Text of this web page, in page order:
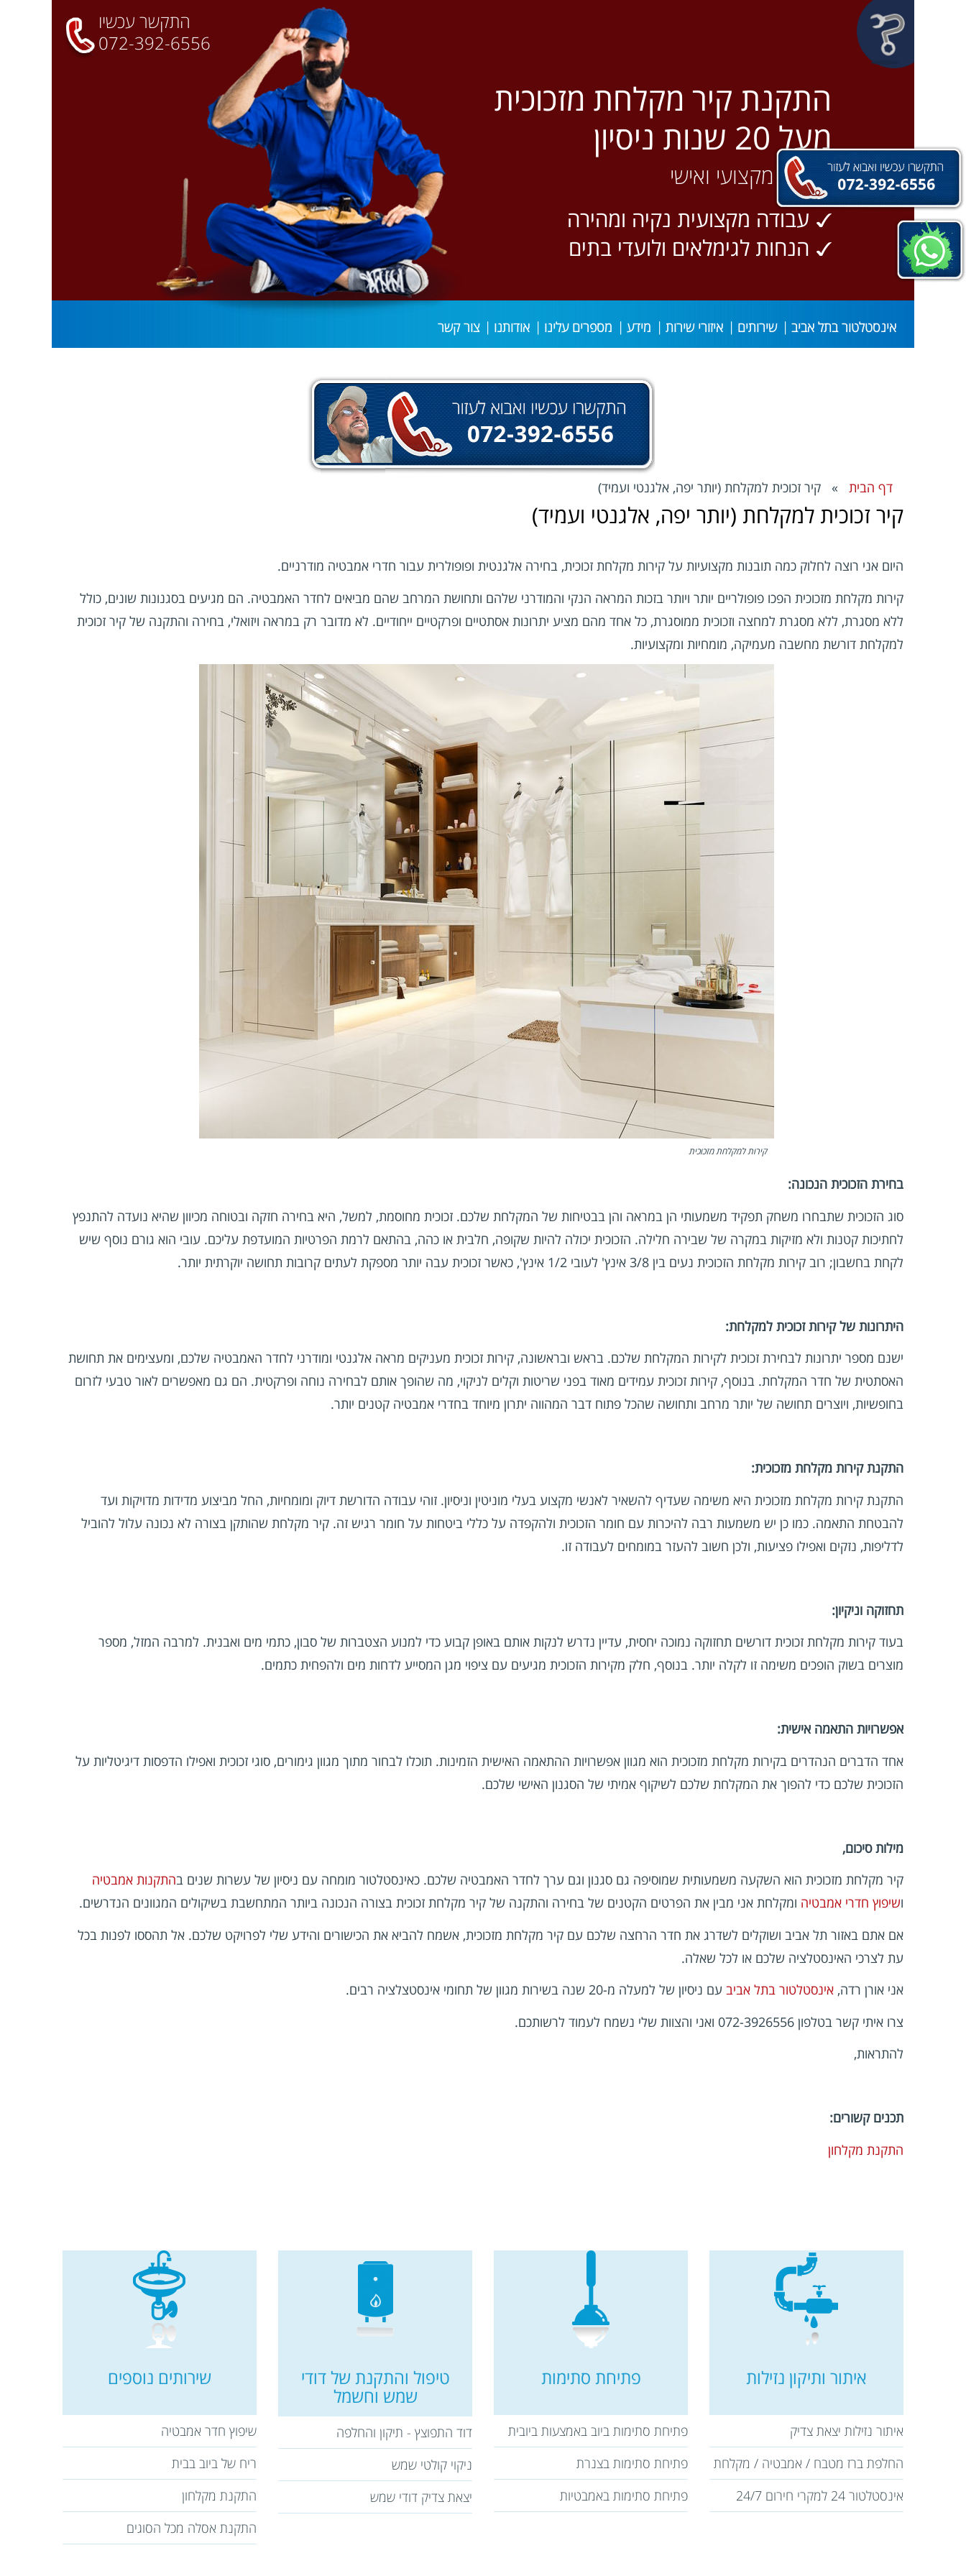
התקשר עכשיו
072-392-6556
התקנת קיר מקלחת מזכוכית
מעל 20 שנות ניסיון
שירותי מקצועי ואישי
עבודה מקצועית נקיה ומהירה
הנחות לגימלאים ולועדי בתים
אינסטלטור בתל אביב שירותים איזורי שירות מידע מספרים עלינו אודותנו צור קשר
דף הבית » קיר זכוכית למקלחת (יותר יפה, אלגנטי ועמיד)
קיר זכוכית למקלחת (יותר יפה, אלגנטי ועמיד)
היום אני רוצה לחלוק כמה תובנות מקצועיות על קירות מקלחת זכוכית, בחירה אלגנטית ופופולרית עבור חדרי אמבטיה מודרניים.
קירות מקלחת מזכוכית הפכו פופולריים יותר ויותר בזכות המראה הנקי והמודרני שלהם ותחושת המרחב שהם מביאים לחדר האמבטיה. הם מגיעים בסגנונות שונים, כולל
ללא מסגרת, ללא מסגרת למחצה וזכוכית ממוסגרת, כל אחד מהם מציע יתרונות אסתטיים ופרקטיים ייחודיים. לא מדובר רק במראה ויזואלי, בחירה והתקנה של קיר זכוכית
למקלחת דורשת מחשבה מעמיקה, מומחיות ומקצועיות.
קירות למקלחת מזכוכית
בחירת הזכוכית הנכונה:
סוג הזכוכית שתבחרו משחק תפקיד משמעותי הן במראה והן בבטיחות של המקלחת שלכם. זכוכית מחוסמת, למשל, היא בחירה חזקה ובטוחה מכיוון שהיא נועדה להתנפץ
לחתיכות קטנות ולא מזיקות במקרה של שבירה חלילה. הזכוכית יכולה להיות שקופה, חלבית או כהה, בהתאם לרמת הפרטיות המועדפת עליכם. עובי הוא גורם נוסף שיש
לקחת בחשבון; רוב קירות מקלחת הזכוכית נעים בין 3/8 אינץ' לעובי 1/2 אינץ', כאשר זכוכית עבה יותר מספקת לעתים קרובות תחושה יוקרתית יותר.
היתרונות של קירות זכוכית למקלחת:
ישנם מספר יתרונות לבחירת זכוכית לקירות המקלחת שלכם. בראש ובראשונה, קירות זכוכית מעניקים מראה אלגנטי ומודרני לחדר האמבטיה שלכם, ומעצימים את תחושת
האסתטית של חדר המקלחת. בנוסף, קירות זכוכית עמידים מאוד בפני שריטות וקלים לניקוי, מה שהופך אותם לבחירה נוחה ופרקטית. הם גם מאפשרים לאור טבעי לזרום
בחופשיות, ויוצרים תחושה של יותר מרחב ותחושה שהכל פתוח דבר המהווה יתרון מיוחד בחדרי אמבטיה קטנים יותר.
התקנת קירות מקלחת מזכוכית:
התקנת קירות מקלחת מזכוכית היא משימה שעדיף להשאיר לאנשי מקצוע בעלי מוניטין וניסיון. זוהי עבודה הדורשת דיוק ומומחיות, החל מביצוע מדידות מדויקות ועד
להבטחת התאמה. כמו כן יש משמעות רבה להיכרות עם חומר הזכוכית ולהקפדה על כללי ביטחות על חומר רגיש זה. קיר מקלחת שהותקן בצורה לא נכונה עלול להוביל
לדליפות, נזקים ואפילו פציעות, ולכן חשוב להעזר במומחים לעבודה זו.
תחזוקה וניקיון:
בעוד קירות מקלחת זכוכית דורשים תחזוקה נמוכה יחסית, עדיין נדרש לנקות אותם באופן קבוע כדי למנוע הצטברות של סבון, כתמי מים ואבנית. למרבה המזל, מספר
מוצרים בשוק הופכים משימה זו לקלה יותר. בנוסף, חלק מקירות הזכוכית מגיעים עם ציפוי מגן המסייע לדחות מים ולהפחית כתמים.
אפשרויות התאמה אישית:
אחד הדברים הנהדרים בקירות מקלחת מזכוכית הוא מגוון אפשרויות ההתאמה האישית הזמינות. תוכלו לבחור מתוך מגוון גימורים, סוגי זכוכית ואפילו הדפסות דיגיטליות על
הזכוכית שלכם כדי להפוך את המקלחת שלכם לשיקוף אמיתי של הסגנון האישי שלכם.
מילות סיכום,
קיר מקלחת מזכוכית הוא השקעה משמעותית שמוסיפה גם סגנון וגם ערך לחדר האמבטיה שלכם. כאינסטלטור מומחה עם ניסיון של עשרות שנים בהתקנות אמבטיה
ושיפוץ חדרי אמבטיה ומקלחת אני מבין את הפרטים הקטנים של בחירה והתקנה של קיר מקלחת זכוכית בצורה הנכונה ביותר המתחשבת בשיקולים המגוונים הנדרשים.
אם אתם באזור תל אביב ושוקלים לשדרג את חדר הרחצה שלכם עם קיר מקלחת מזכוכית, אשמח להביא את הכישורים והידע שלי לפרויקט שלכם. אל תהססו לפנות בכל
עת לצרכי האינסטלציה שלכם או לכל שאלה.
אני אורן רדה, אינסטלטור בתל אביב עם ניסיון של למעלה מ-20 שנה בשירות מגוון של תחומי אינסטצלציה רבים.
צרו איתי קשר בטלפון 072-3926556 ואני והצוות שלי נשמח לעמוד לרשותכם.
להתראות,
תכנים קשורים:
התקנת מקלחון
שירותים נוספים
שיפוץ חדר אמבטיה
ריח של ביוב בבית
התקנת מקלחון
התקנת אסלה מכל הסוגים
טיפול והתקנת של דודי
שמש וחשמל
דוד התפוצץ - תיקון והחלפה
ניקוי קולטי שמש
יצאת צדיק דודי שמש
פתיחת סתימות
פתיחת סתימות ביוב באמצעות ביובית
פתיחת סתימות בצנרת
פתיחת סתימות באמבטיות
איתור ותיקון נזילות
איתור נזילות יצאת צדיק
החלפת ברז מטבח / אמבטיה / מקלחת
אינסטלטור 24 למקרי חירום 24/7